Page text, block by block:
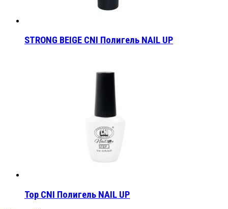
STRONG BEIGE CNI Полигель NAIL UP
Top CNI Полигель NAIL UP